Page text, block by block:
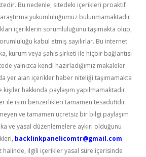
Bu nedenle, sitedeki içerikleri proaktif
yükümlülüğümüz bulunmamaktadır.
içeriklerin sorumluluğunu taşımakta olup,
kabul etmiş sayılırlar. Bu internet
kurum veya şahıs şirketi ile hiçbir bağlantısı
yalnızca kendi hazırladığımız makaleler
yer alan içerikler haber niteliği taşımamakta
hakkında paylaşım yapılmamaktadır.
ile isim benzerlikleri tamamen tesadüfidir.
ve tamamen ücretsiz bir bilgi paylaşım
ve yasal düzenlemelere aykırı olduğunu
backlinkpanelicomtr@gmail.com
ilgili içerikler yasal süre içerisinde